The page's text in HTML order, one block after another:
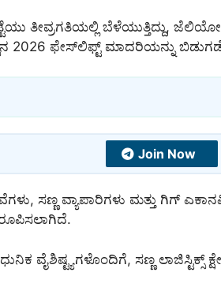
ತೀವ್ರಗತಿಯಲ್ಲಿ ಬೆಳೆಯುತ್ತಿದ್ದು,
2026 ಫೇಸ್‌ಲಿಫ್ಟ್ ಮಾದರಿಯನ್ನು
Join Now
ಸಣ್ಣ ವ್ಯಾಪಾರಿಗಳು ಮತ್ತು ಗಿಗ್
ರೂಪಿಸಲಾಗಿದೆ.
ವೈಶಿಷ್ಟ್ಯಗಳೊಂದಿಗೆ, ಸಣ್ಣ ಲಾಜಿಸ್ಟಿಕ್ಸ್